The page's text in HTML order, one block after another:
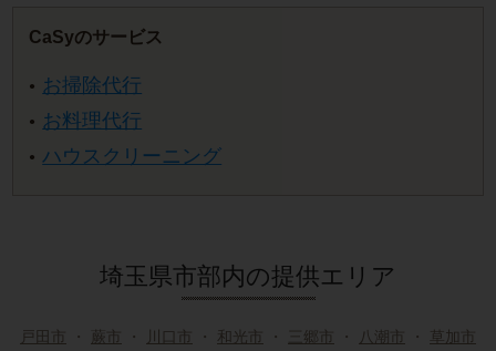
CaSyのサービス
お掃除代行
お料理代行
ハウスクリーニング
埼玉県市部内の提供エリア
戸田市 ・ 蕨市 ・ 川口市 ・ 和光市 ・ 三郷市 ・ 八潮市 ・
草加市